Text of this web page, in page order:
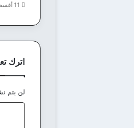
11 أغسطس، 2020
اترك
لن يتم